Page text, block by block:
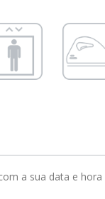
a sua data e